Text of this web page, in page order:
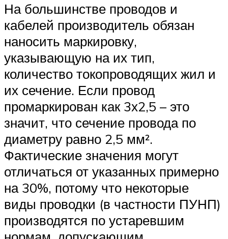
На большинстве проводов и
кабелей производитель обязан
наносить маркировку,
указывающую на их тип,
количество токопроводящих жил и
их сечение. Если провод
промаркирован как 3х2,5 – это
значит, что сечение провода по
диаметру равно 2,5 мм².
Фактические значения могут
отличаться от указанных примерно
на 30%, потому что некоторые
виды проводки (в частности ПУНП)
производятся по устаревшим